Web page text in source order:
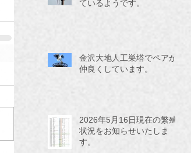
ているようです。
金沢大地人工巣塔でペアが
仲良くしています。
2026年5月16日現在の繁殖
状況をお知らせいたしま
す。